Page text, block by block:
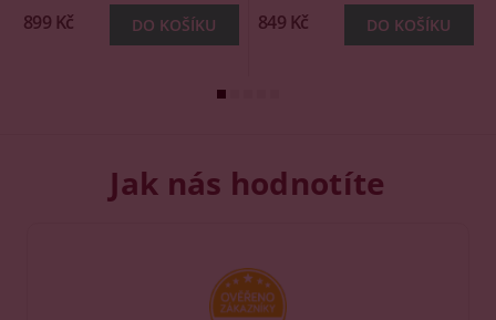
899 Kč 849 Kč
Jak nás hodnotíte